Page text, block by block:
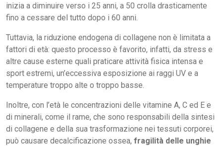
inizia a diminuire verso i 25 anni, a 50 crolla drasticamente
fino a cessare del tutto dopo i 60 anni.
Tuttavia, la riduzione endogena di collagene non è limitata a
fattori di età: questo processo è favorito, infatti, da stress e
altre cause esterne quali praticare attività fisica intensa e
sport estremi, un’eccessiva esposizione ai raggi UV e a
temperature troppo alte o troppo basse.
Inoltre, con l’età le concentrazioni delle vitamine A, C ed E e
di minerali, come il rame, che sono responsabili della sintesi
di collagene e della sua trasformazione nei tessuti corporei,
può causare decalcificazione ossea, fragilità delle unghie